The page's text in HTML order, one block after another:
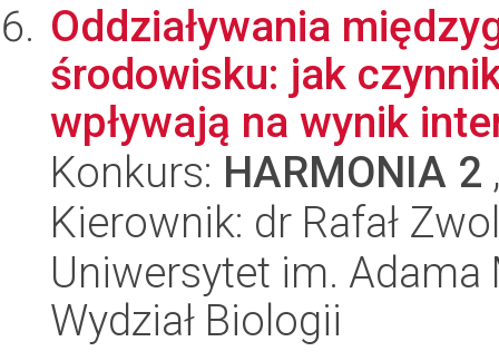
Oddziaływania
środowisku: jak
wpływają na wynik
Konkurs: HARMONIA 2
Kierownik: dr Rafał
Uniwersytet im.
Wydział Biologii